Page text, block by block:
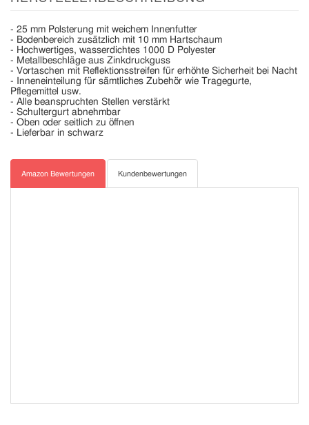
- 25 mm Polsterung mit weichem Innenfutter
- Bodenbereich zusätzlich mit 10 mm Hartschaum
- Hochwertiges, wasserdichtes 1000 D Polyester
- Metallbeschläge aus Zinkdruckguss
- Vortaschen mit Reflektionsstreifen für erhöhte Sicherheit bei Nacht
- Inneneinteilung für sämtliches Zubehör wie Tragegurte,
Pflegemittel usw.
- Alle beanspruchten Stellen verstärkt
- Schultergurt abnehmbar
- Oben oder seitlich zu öffnen
- Lieferbar in schwarz
Amazon Bewertungen Kundenbewertungen